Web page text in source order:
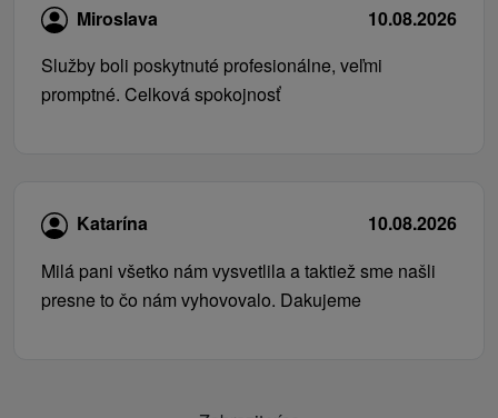
Miroslava
10.08.2026
Služby boli poskytnuté profesionálne, veľmi
promptné. Celková spokojnosť
Katarína
10.08.2026
Milá pani všetko nám vysvetlila a taktiež sme našli
presne to čo nám vyhovovalo. Dakujeme